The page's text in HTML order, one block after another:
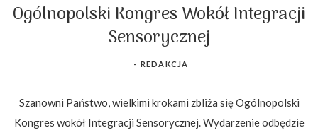
Ogólnopolski Kongres Wokół Integracji
Sensorycznej
- REDAKCJA
Szanowni Państwo, wielkimi krokami zbliża się Ogólnopolski
Kongres wokół Integracji Sensorycznej. Wydarzenie odbędzie